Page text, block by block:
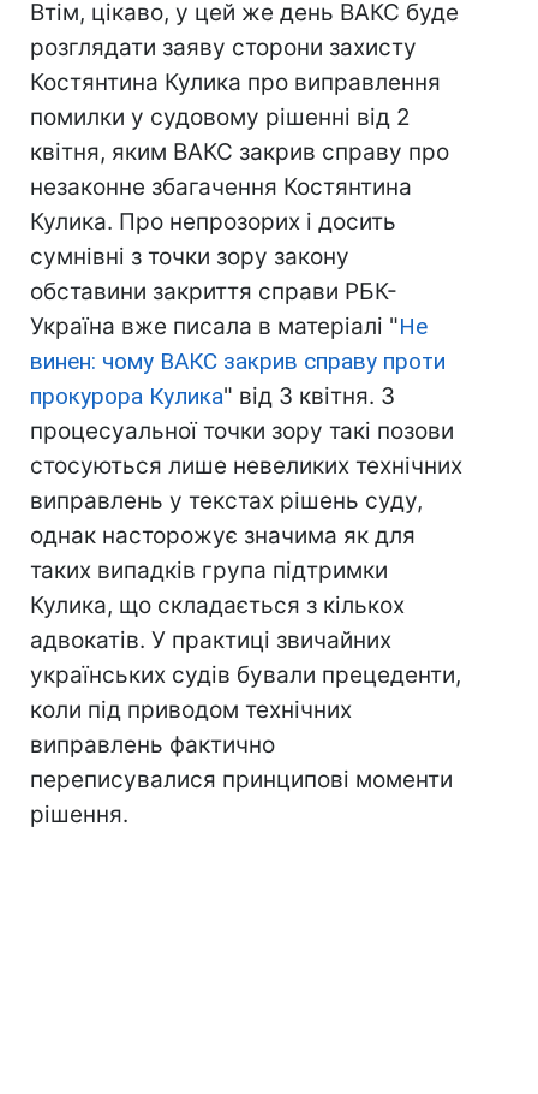
Втім, цікаво, у цей же день ВАКС буде
розглядати заяву сторони захисту
Костянтина Кулика про виправлення
помилки у судовому рішенні від 2
квітня, яким ВАКС закрив справу про
незаконне збагачення Костянтина
Кулика. Про непрозорих і досить
сумнівні з точки зору закону
обставини закриття справи РБК-
Україна вже писала в матеріалі "Не
винен: чому ВАКС закрив справу проти
прокурора Кулика" від 3 квітня. З
процесуальної точки зору такі позови
стосуються лише невеликих технічних
виправлень у текстах рішень суду,
однак насторожує значима як для
таких випадків група підтримки
Кулика, що складається з кількох
адвокатів. У практиці звичайних
українських судів бували прецеденти,
коли під приводом технічних
виправлень фактично
переписувалися принципові моменти
рішення.